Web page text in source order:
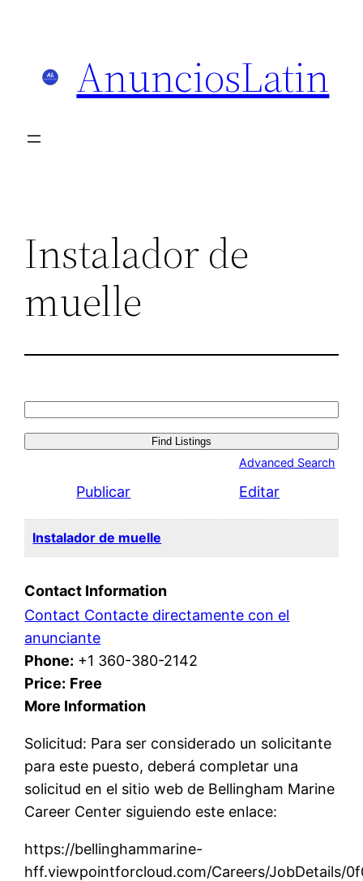
AnunciosLatin
Instalador de
muelle
Search
for:
Advanced Search
Publicar Editar
Instalador de muelle
Contact Information
Contact Contacte directamente con el
anunciante
Phone: +1 360-380-2142
Price: Free
More Information
Solicitud: Para ser considerado un solicitante
para este puesto, deberá completar una
solicitud en el sitio web de Bellingham Marine
Career Center siguiendo este enlace:
https://bellinghammarine-
hff.viewpointforcloud.com/Careers/JobDetails/